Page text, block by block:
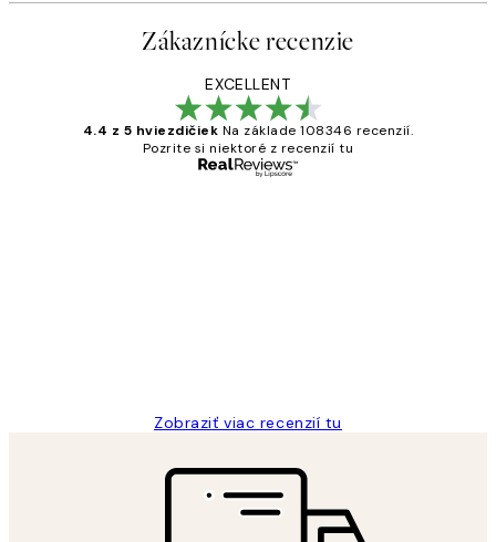
Zákaznícke recenzie
EXCELLENT
4.4 z 5 hviezdičiek Na základe 108346 recenzií.
Pozrite si niektoré z recenzií tu
Zobraziť viac recenzií tu